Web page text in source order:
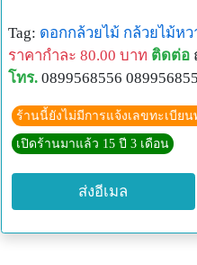
Tag: ดอกกล้วยไม้ กล้วยไม้หว
ราคากำละ 80.00 บาท ติดต่อ
โทร. 0899568556
ร้านนี้ยังไม่มีการแจ้งเลขทะเบีย
เปิดร้านมาแล้ว 15 ปี 3 เดือน
ส่งอีเมล